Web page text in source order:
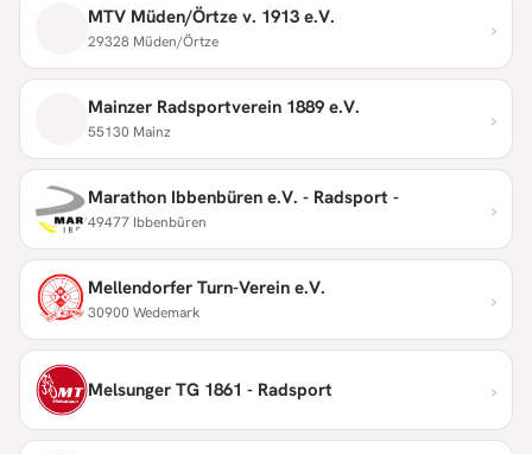
MTV Müden/Örtze v. 1913 e.V.
29328 Müden/Örtze ›
Mainzer Radsportverein 1889 e.V.
55130 Mainz ›
Marathon Ibbenbüren e.V. - Radsport -
49477 Ibbenbüren ›
Mellendorfer Turn-Verein e.V.
30900 Wedemark ›
Melsunger TG 1861 - Radsport ›